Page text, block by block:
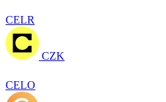
CELR
CZK
CELO